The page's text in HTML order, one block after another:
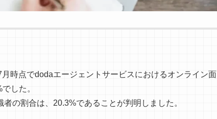
時点でdodaエージェントサービスにおけるオンライン面
した。
の割合は、20.3%であることが判明しました。